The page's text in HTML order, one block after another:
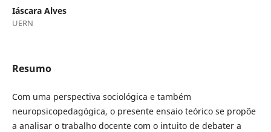
Iáscara Alves
UERN
Resumo
Com uma perspectiva sociológica e também
neuropsicopedagógica, o presente ensaio teórico se propõe
a analisar o trabalho docente com o intuito de debater a